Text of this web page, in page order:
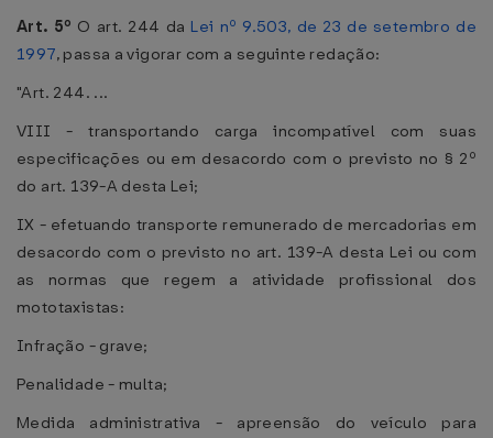
Art. 5º O art. 244 da Lei nº 9.503, de 23 de setembro de
1997, passa a vigorar com a seguinte redação:
"Art. 244. ...
VIII - transportando carga incompatível com suas
especificações ou em desacordo com o previsto no § 2º
do art. 139-A desta Lei;
IX - efetuando transporte remunerado de mercadorias em
desacordo com o previsto no art. 139-A desta Lei ou com
as normas que regem a atividade profissional dos
mototaxistas:
Infração - grave;
Penalidade - multa;
Medida administrativa - apreensão do veículo para